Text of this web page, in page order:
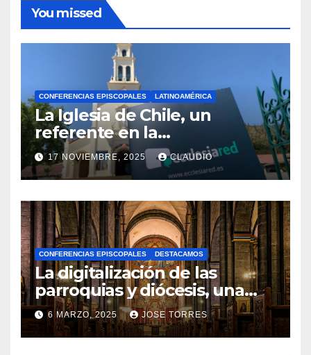
You missed
CONFERENCIAS EPISCOPALES LATINOAMÉRICA
La Iglesia de Chile, un
referente en la
transformación digital
gracias a Ecclesiared
17 NOVIEMBRE, 2025 CLAUDIO
N
O
H
A
Y
C
O
M
CONFERENCIAS EPISCOPALES DESTACAMOS
La digitalización de las
parroquias y diócesis, una
realidad ya para el futuro de
la Iglesia
6 MARZO, 2025 JOSE TORRES
N